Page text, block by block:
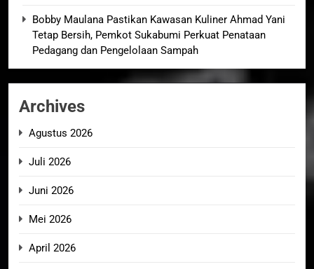
Bobby Maulana Pastikan Kawasan Kuliner Ahmad Yani
Tetap Bersih, Pemkot Sukabumi Perkuat Penataan
Pedagang dan Pengelolaan Sampah
Archives
Agustus 2026
Juli 2026
Juni 2026
Mei 2026
April 2026